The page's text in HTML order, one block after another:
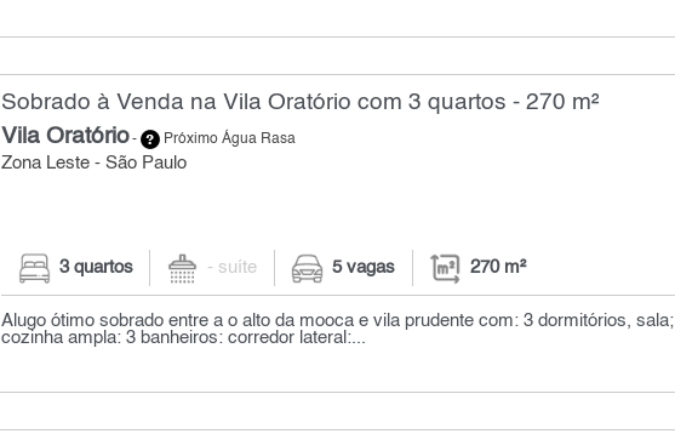
Sobrado à Venda na Vila Oratório com 3 quartos - 270 m²
Vila Oratório- Próximo Água Rasa
Zona Leste - São Paulo
3 quartos - suíte 5 vagas 270 m²
Alugo ótimo sobrado entre a o alto da mooca e vila prudente com: 3 dormitórios, sala;
cozinha ampla: 3 banheiros: corredor lateral:...